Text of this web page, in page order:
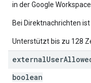
in der Google
Bei Direktnachrichten
Unterstützt bis zu 128
externalUser
boolean